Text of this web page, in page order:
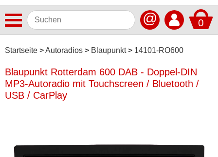
0
@
Startseite Autoradios Blaupunkt 14101-RO600
Alpine
Blaupunkt Rotterdam 600 DAB - Doppel-DIN
MP3-Autoradio mit Touchscreen / Bluetooth /
USB / CarPlay